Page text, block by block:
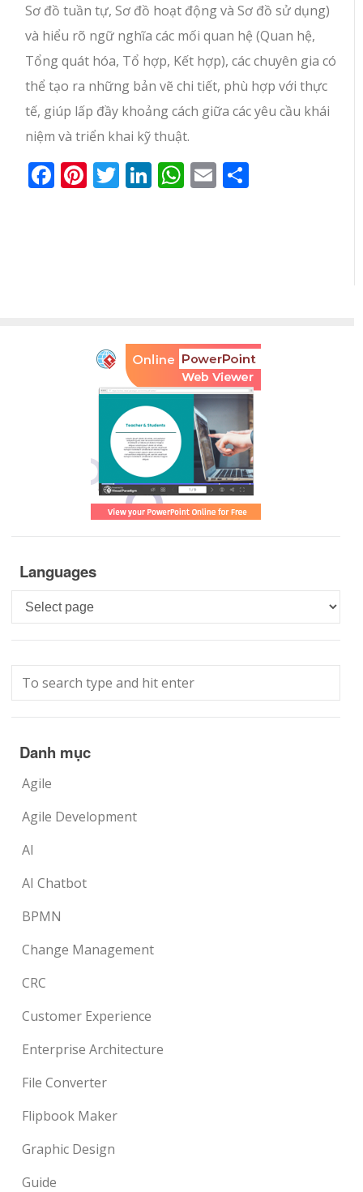
Sơ đồ tuần tự, Sơ đồ hoạt động và Sơ đồ sử dụng)
và hiểu rõ ngữ nghĩa các mối quan hệ (Quan hệ,
Tổng quát hóa, Tổ hợp, Kết hợp), các chuyên gia có
thể tạo ra những bản vẽ chi tiết, phù hợp với thực
tế, giúp lấp đầy khoảng cách giữa các yêu cầu khái
niệm và triển khai kỹ thuật.
Facebook
Pinterest
Twitter
LinkedIn
WhatsApp
Email
Languages
Languages
Danh mục
Agile
Agile Development
AI
AI Chatbot
BPMN
Change Management
CRC
Customer Experience
Enterprise Architecture
File Converter
Flipbook Maker
Graphic Design
Guide